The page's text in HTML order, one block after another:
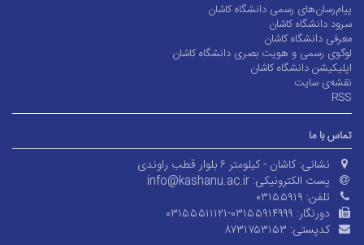
پیام‌رسان‌های رسمی دانشگاه کاشان
سرود دانشگاه کاشان
معرفی دانشگاه کاشان
لوگوی رسمی و هویت بصری دانشگاه کاشان
اپلیکیشن دانشگاه کاشان
نقشه‌ی سایت
RSS
تماس با ما
نشانی: کاشان - کیلومتر ۶ بلوار قطب راوندی
پست الکترونیکی: info@kashanu.ac.ir
تلفن: ۰۳۱۵۵۹۱۹
دورنگار: ۰۳۱۵۵۵۱۱۱۲۱-۰۳۱۵۵۹۱۴۹۹۹
کدپستی: ۸۷۳۱۷۵۳۱۵۳